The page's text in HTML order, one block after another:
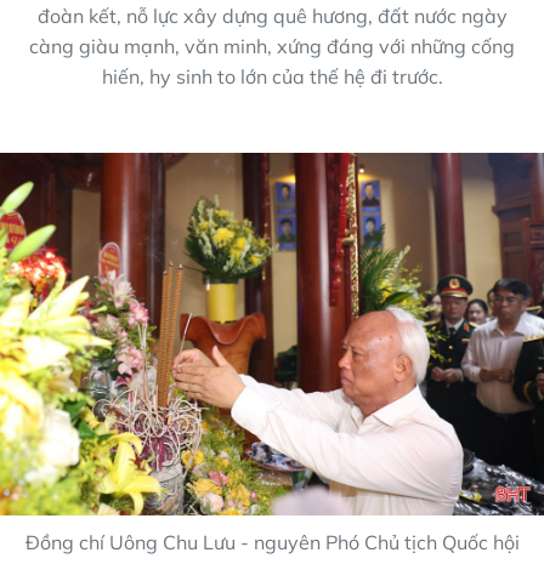
đoàn kết, nỗ lực xây dựng quê hương, đất nước ngày
càng giàu mạnh, văn minh, xứng đáng với những cống
hiến, hy sinh to lớn của thế hệ đi trước.
Đồng chí Uông Chu Lưu - nguyên Phó Chủ tịch Quốc hội